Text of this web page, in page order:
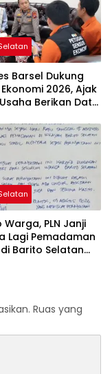
Barsel Dukung
2026, Ajak
Berikan Data
Warga, PLN Janji
Lagi Pemadaman
Barito Selatan
Ruas yang